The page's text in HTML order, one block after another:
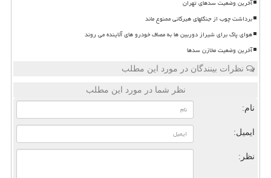
آخرین وضعیت سدهای تهران
برداشت چوب از جنگلهای هیرکانی ممنوع ماند
هوای پاک برای شیراز دوربین ها به مصاف خودرو های آلاینده می روند
آخرین وضعیت مخازن سدها
نظرات بینندگان در مورد این مطلب
نظر شما در مورد این مطلب
نام:
ایمیل:
نظر: